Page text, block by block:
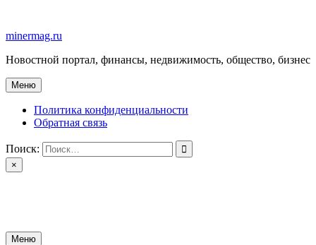
содержимому
minermag.ru
Новостной портал, финансы, недвижимость, общество, бизнес
Меню
Политика конфиденциальности
Обратная связь
Поиск:
×
Меню